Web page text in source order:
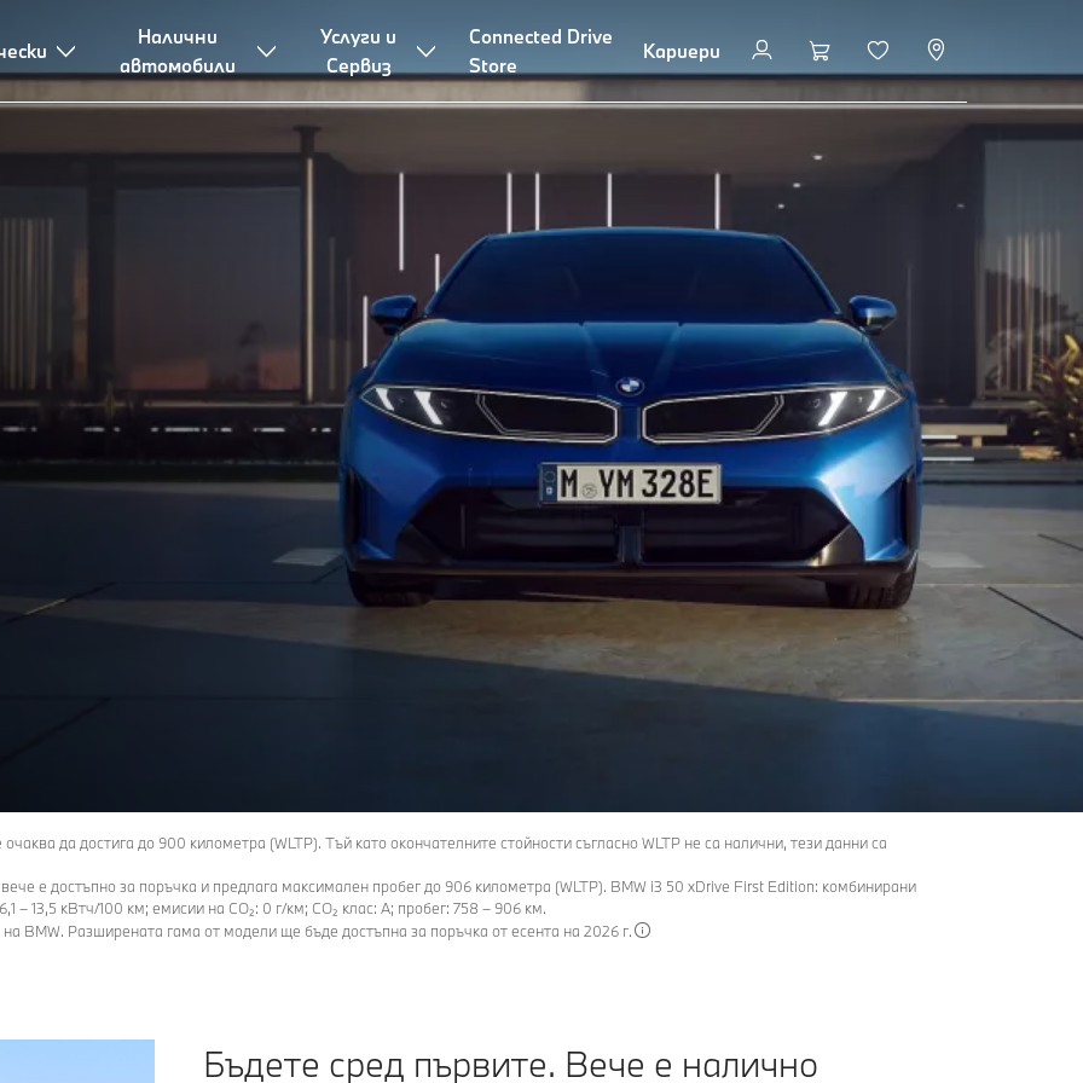
Налични
автомобили
Услуги и
Сервиз
Connected Drive
Store
Кариери
да достига до 900 километра (WLTP). Тъй като окончателните стойности съгласно WLTP не са налични, тези данни са
е достъпно за поръчка и предлага максимален пробег до 906 километра (WLTP). BMW i3 50 xDrive First Edition: комбинирани
– 13,5 кВтч/100 км; емисии на CO₂: 0 г/км; CO₂ клас: A; пробег: 758 – 906 км.
BMW. Разширената гама от модели ще бъде достъпна за поръчка от есента на 2026 г.
Бъдете сред първите. Вече е налично